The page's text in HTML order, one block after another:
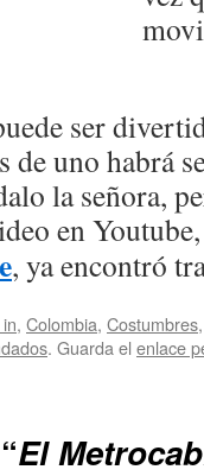
ser
de uno habrá
la señora,
en
, ya encontró
, Colombia, Costumbres
. Guarda el enlace
El